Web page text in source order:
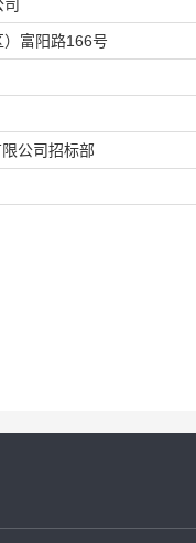
富阳路166号
公司招标部